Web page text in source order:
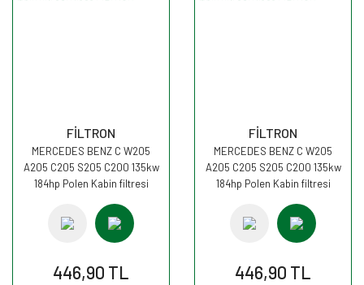
FİLTRON
MERCEDES BENZ C W205
A205 C205 S205 C200 135kw
184hp Polen Kabin filtresi
446,90 TL
FİLTRON
MERCEDES BENZ C W205
A205 C205 S205 C200 135kw
184hp Polen Kabin filtresi
446,90 TL